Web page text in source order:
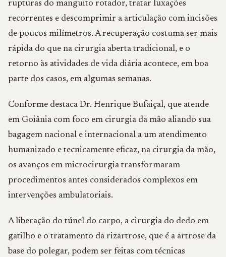
rupturas do manguito rotador, tratar luxações
recorrentes e descomprimir a articulação com incisões
de poucos milímetros. A recuperação costuma ser mais
rápida do que na cirurgia aberta tradicional, e o
retorno às atividades de vida diária acontece, em boa
parte dos casos, em algumas semanas.
Conforme destaca Dr. Henrique Bufaiçal, que atende
em Goiânia com foco em cirurgia da mão aliando sua
bagagem nacional e internacional a um atendimento
humanizado e tecnicamente eficaz, na cirurgia da mão,
os avanços em microcirurgia transformaram
procedimentos antes considerados complexos em
intervenções ambulatoriais.
A liberação do túnel do carpo, a cirurgia do dedo em
gatilho e o tratamento da rizartrose, que é a artrose da
base do polegar, podem ser feitas com técnicas